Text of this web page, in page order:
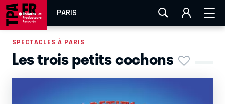
PARIS
AIX-MARSEILLE LA ROCHELLE
EN TOURNÉE
SPECTACLES À PARIS
Les trois petits cochons